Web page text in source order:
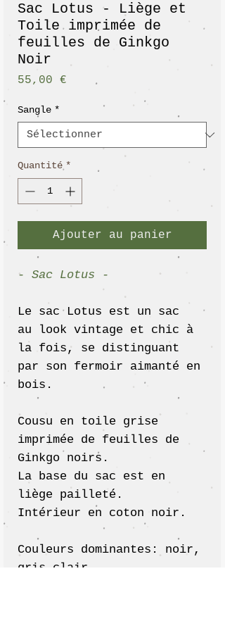
Sac Lotus - Liège et
Toile imprimée de
feuilles de Ginkgo
Noir
55,00 €
Sangle *
Quantité *
Ajouter au panier
- Sac Lotus -
Le sac Lotus est un sac
au look vintage et chic à
la fois, se distinguant
par son fermoir aimanté en
bois.
Cousu en toile grise
imprimée de feuilles de
Ginkgo noirs.
La base du sac est en
liège pailleté.
Intérieur en coton noir.
Couleurs dominantes: noir,
gris clair.